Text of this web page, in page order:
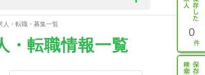
0
人・転職・募集一覧
・転職情報一覧